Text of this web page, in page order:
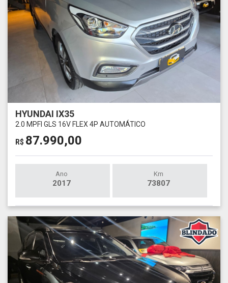
HYUNDAI IX35
2.0 MPFI GLS 16V FLEX 4P AUTOMÁTICO
R$ 87.990,00
Ano
2017
Km
73807